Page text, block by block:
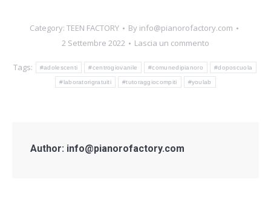
Category: TEEN FACTORY By info@pianorofactory.com
2 Settembre 2022
Lascia un commento
Tags: #adolescenti #centrogiovanile #comunedipianoro #doposcuola
#laboratorigratuiti #tutoraggiocompiti #youlab
Author: info@pianorofactory.com